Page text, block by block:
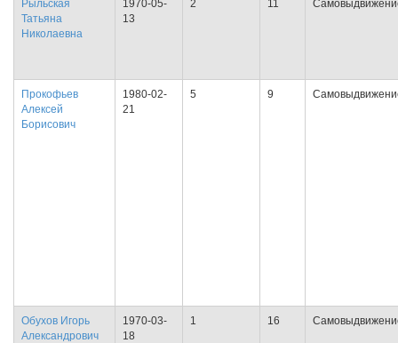
Рыльская
Татьяна
Николаевна
1970-05-
13
2 11
Прокофьев
Алексей
Борисович
1980-02-
21
5 9
Обухов Игорь
Александрович
1970-03-
18
1 16